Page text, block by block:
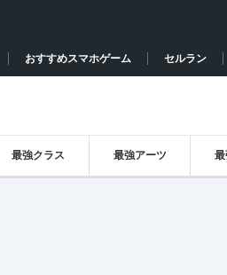
おすすめスマホゲーム セルラン
最強クラス 最強アーツ